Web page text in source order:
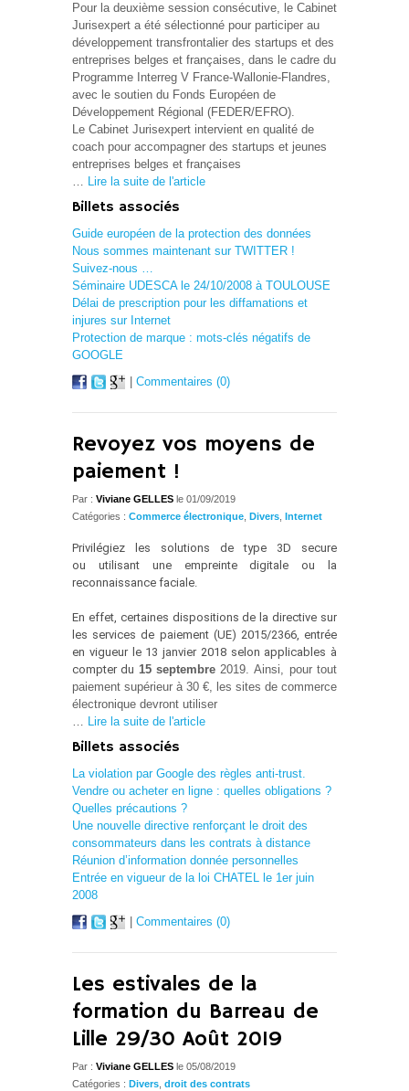
Pour la deuxième session consécutive, le Cabinet
Jurisexpert a été sélectionné pour participer au
développement transfrontalier des startups et des
entreprises belges et françaises, dans le cadre du
Programme Interreg V France-Wallonie-Flandres,
avec le soutien du Fonds Européen de
Développement Régional (FEDER/EFRO).
Le Cabinet Jurisexpert intervient en qualité de
coach pour accompagner des startups et jeunes
entreprises belges et françaises
… Lire la suite de l'article
Billets associés
Guide européen de la protection des données
Nous sommes maintenant sur TWITTER !
Suivez-nous …
Séminaire UDESCA le 24/10/2008 à TOULOUSE
Délai de prescription pour les diffamations et
injures sur Internet
Protection de marque : mots-clés négatifs de
GOOGLE
Commentaires (0)
Revoyez vos moyens de
paiement !
Par : Viviane GELLES le 01/09/2019
Catégories : Commerce électronique Divers Internet
Privilégiez les solutions de type 3D secure
ou utilisant une empreinte digitale ou la
reconnaissance faciale.
En effet, certaines dispositions de la directive sur
les services de paiement (UE) 2015/2366, entrée
en vigueur le 13 janvier 2018 selon applicables à
compter du 15 septembre2019. Ainsi, pour tout
paiement supérieur à 30 €, les sites de commerce
électronique devront utiliser
… Lire la suite de l'article
Billets associés
La violation par Google des règles anti-trust.
Vendre ou acheter en ligne : quelles obligations ?
Quelles précautions ?
Une nouvelle directive renforçant le droit des
consommateurs dans les contrats à distance
Réunion d’information donnée personnelles
Entrée en vigueur de la loi CHATEL le 1er juin
2008
Commentaires (0)
Les estivales de la
formation du Barreau de
Lille 29/30 Août 2019
Par : Viviane GELLES le 05/08/2019
Catégories : Divers droit des contrats